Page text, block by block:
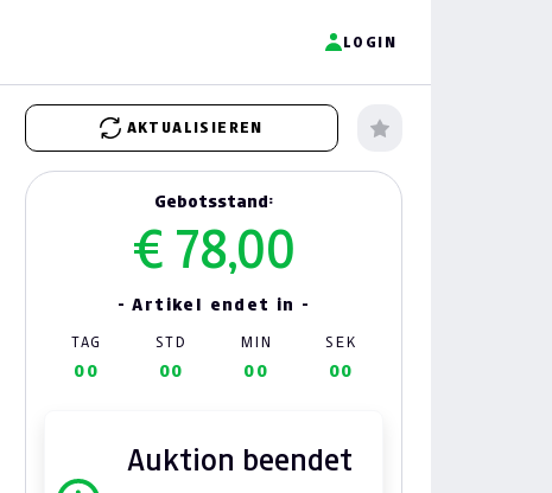
LOGIN
AKTUALISIEREN
Gebotsstand:
€ 78,00
- Artikel endet in -
TAG STD MIN SEK
00 00 00 00
Auktion beendet